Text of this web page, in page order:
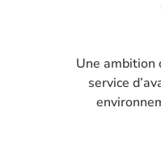
Une ambition
service